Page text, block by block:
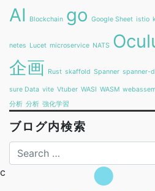
AI Blockchain go Google Sheet istio
netes Lucet microservice NATS
企画 Rust skaffold Spanner spanner-
sure Data vite Vtuber WASI WASM
分析 分析 強化学習
ブログ内検索
Search
c